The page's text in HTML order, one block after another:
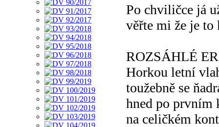
Po chviličce já
věřte mi že je to
ROZSÁHLÉ
Horkou letní
toužebně se
hned po prvním
na celičkém